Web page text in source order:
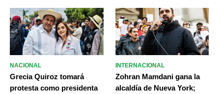
NACIONAL
Grecia Quiroz tomará
protesta como presidenta
INTERNACIONAL
Zohran Mamdani gana la
alcaldía de Nueva York;